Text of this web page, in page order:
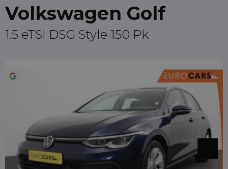
Volkswagen Golf
1.5 eTSI DSG Style 150 Pk